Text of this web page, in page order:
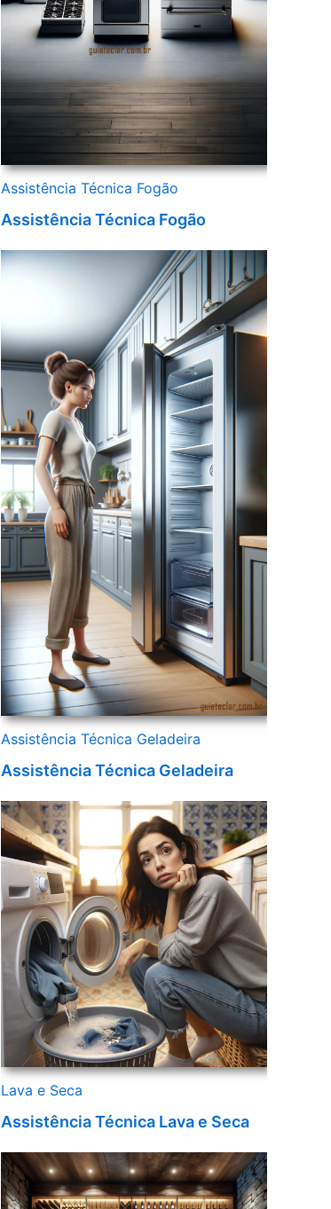
Assistência Técnica Fogão
Assistência Técnica Fogão
Assistência Técnica Geladeira
Assistência Técnica Geladeira
Lava e Seca
Assistência Técnica Lava e Seca